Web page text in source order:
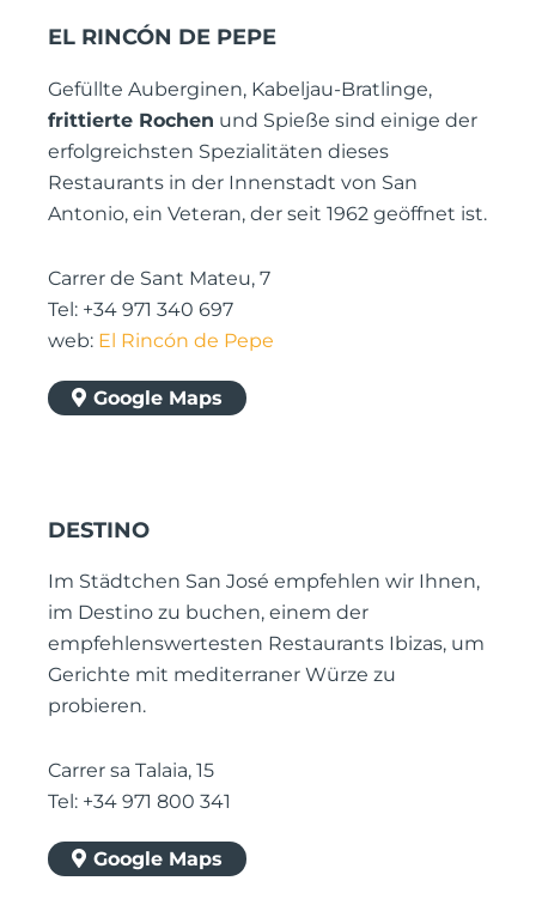
EL RINCÓN DE PEPE
Gefüllte Auberginen, Kabeljau-Bratlinge,
frittierte Rochen und Spieße sind einige der
erfolgreichsten Spezialitäten dieses
Restaurants in der Innenstadt von San
Antonio, ein Veteran, der seit 1962 geöffnet ist.
Carrer de Sant Mateu, 7
Tel: +34 971 340 697
web: El Rincón de Pepe
Google Maps
DESTINO
Im Städtchen San José empfehlen wir Ihnen,
im Destino zu buchen, einem der
empfehlenswertesten Restaurants Ibizas, um
Gerichte mit mediterraner Würze zu
probieren.
Carrer sa Talaia, 15
Tel: +34 971 800 341
Google Maps